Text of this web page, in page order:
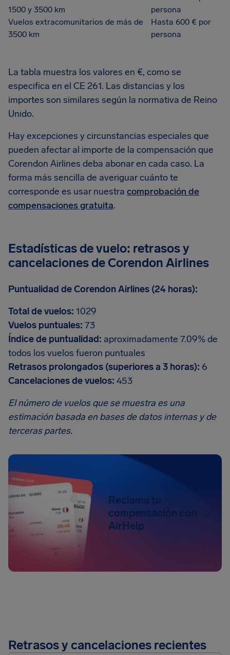
1500 y 3500 km
persona
Vuelos extracomunitarios de más de
3500 km
Hasta 600 € por
persona
La tabla muestra los valores en €, como se
especifica en el CE 261. Las distancias y los
importes son similares según la normativa de Reino
Unido.
Hay excepciones y circunstancias especiales que
pueden afectar al importe de la compensación que
Corendon Airlines deba abonar en cada caso. La
forma más sencilla de averiguar cuánto te
corresponde es usar nuestra comprobación de
compensaciones gratuita.
Estadísticas de vuelo: retrasos y
cancelaciones de Corendon Airlines
Puntualidad de Corendon Airlines (24 horas):
Total de vuelos: 1029
Vuelos puntuales: 73
Índice de puntualidad: aproximadamente 7.09% de
todos los vuelos fueron puntuales
Retrasos prolongados (superiores a 3 horas): 6
Cancelaciones de vuelos: 453
El número de vuelos que se muestra es una
estimación basada en bases de datos internas y de
terceras partes.
Reclama tu
compensación con
AirHelp
Retrasos y cancelaciones recientes